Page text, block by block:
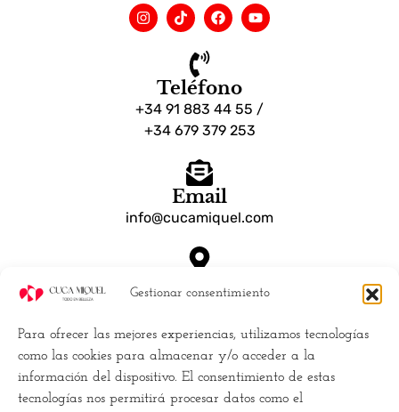
Gestionar consentimiento
Para ofrecer las mejores experiencias, utilizamos tecnologías
como las cookies para almacenar y/o acceder a la
información del dispositivo. El consentimiento de estas
tecnologías nos permitirá procesar datos como el
Teléfono
+34 91 883 44 55 /
+34 679 379 253
Email
info@cucamiquel.com
Dónde estamos
Calle Luchana, 25 28010 Madrid España
Empresa
Políticas de Cookies (UE)
Política de privacidad